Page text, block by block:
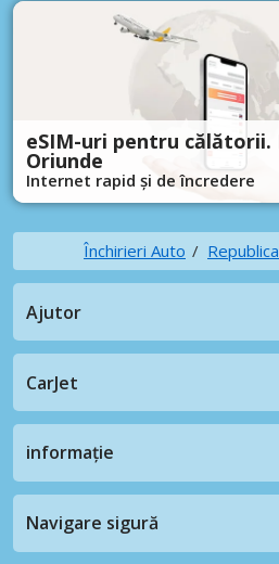
eSIM-uri pentru călătorii.
Oriunde
Internet rapid și de încredere
Închirieri Auto
Ajutor
CarJet
informație
Navigare sigură